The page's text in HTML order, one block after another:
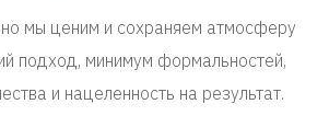
мы ценим и сохраняем атмосферу
подход, минимум формальностей,
и нацеленность на результат.